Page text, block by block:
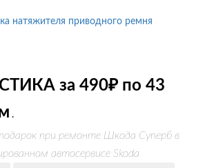
натяжителя приводного ремня
за 490₽ по 43
.
при ремонте Шкода Суперб в
автосервисе Skoda